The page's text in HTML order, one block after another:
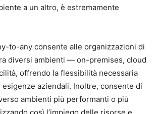
a un altro, è estremamente
to-any consente alle organizzazioni di
diversi ambienti — on-premises, cloud
offrendo la flessibilità necessaria
esigenze aziendali. Inoltre, consente di
ambienti più performanti o più